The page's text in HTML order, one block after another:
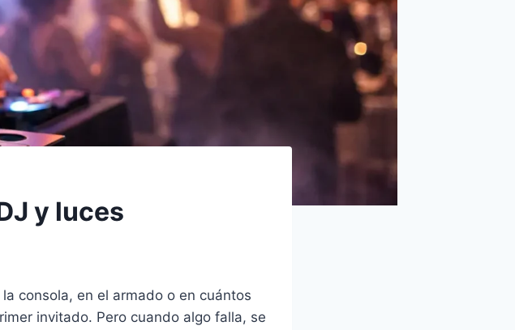
y luces
consola, en el armado o en cuántos
invitado. Pero cuando algo falla, se